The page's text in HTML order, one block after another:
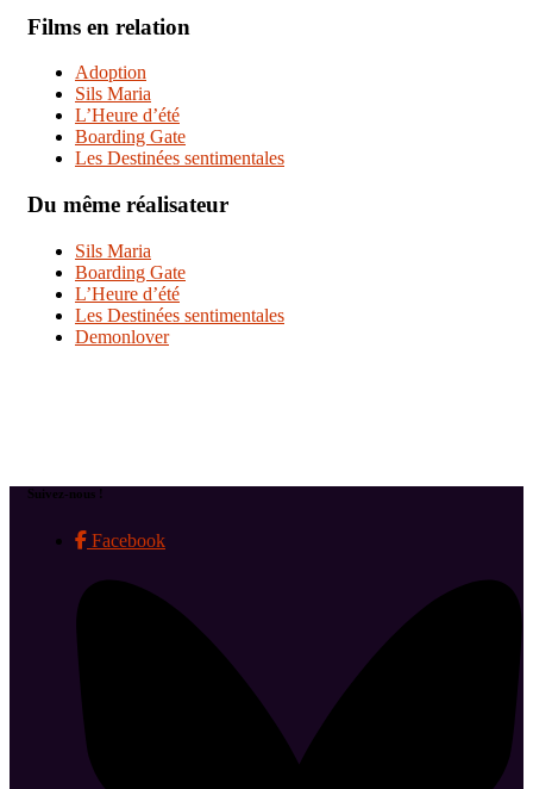
Films en relation
Adoption
Sils Maria
L’Heure d’été
Boarding Gate
Les Destinées sentimentales
Du même réalisateur
Sils Maria
Boarding Gate
L’Heure d’été
Les Destinées sentimentales
Demonlover
Suivez-nous !
Facebook